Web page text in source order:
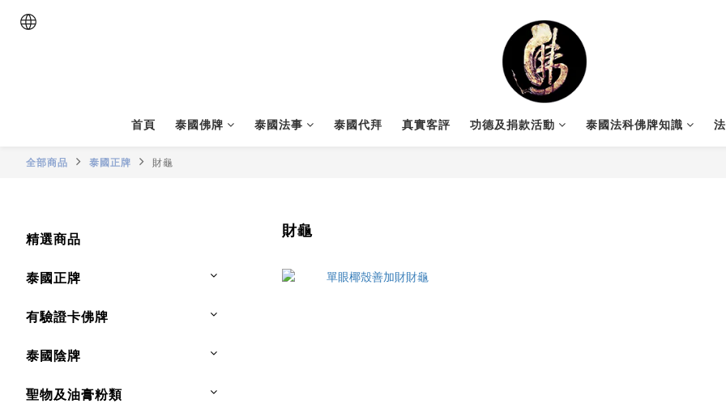
首頁 泰國佛牌 泰國法事 泰國代拜 真實客評 功德及捐款活動 泰國法科佛牌知識
全部商品 泰國正牌 財龜
精選商品
泰國正牌
有驗證卡佛牌
泰國陰牌
聖物及油膏粉類
財龜